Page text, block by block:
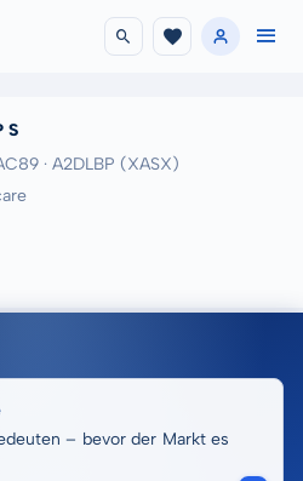
S
· A2DLBP (XASX)
– bevor der Markt es